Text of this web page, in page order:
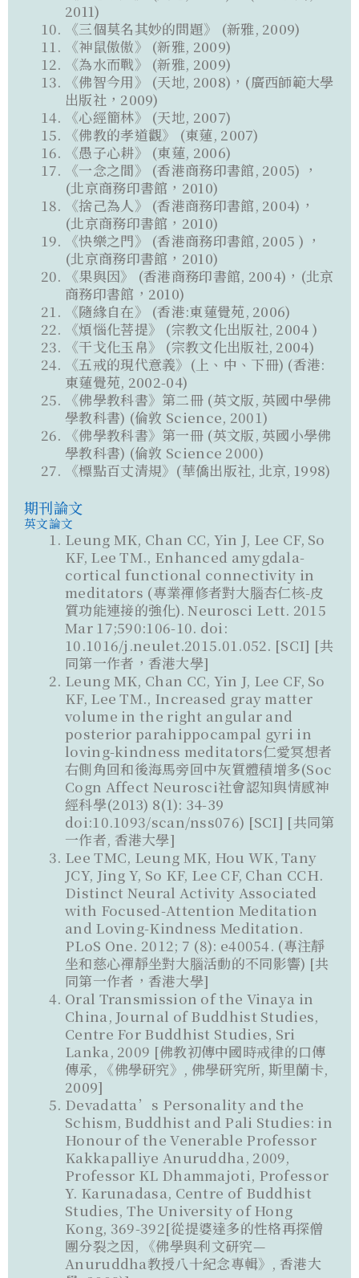
2011)
《三個莫名其妙的問題》 (新雅, 2009)
《神鼠傲傲》 (新雅, 2009)
《為水而戰》 (新雅, 2009)
《佛智今用》 (天地, 2008)，(廣西師範大學
出版社，2009)
《心經簡林》 (天地, 2007)
《佛教的孝道觀》 (東蓮, 2007)
《愚子心耕》 (東蓮, 2006)
《一念之間》 (香港商務印書館, 2005) ，
(北京商務印書館，2010)
《捨己為人》 (香港商務印書館, 2004)，
(北京商務印書館，2010)
《快樂之門》 (香港商務印書館, 2005 ) ，
(北京商務印書館，2010)
《果與因》 (香港商務印書館, 2004)，(北京
商務印書館，2010)
《隨緣自在》 (香港:東蓮覺苑, 2006)
《煩惱化菩提》 (宗教文化出版社, 2004 )
《干戈化玉帛》 (宗教文化出版社, 2004)
《五戒的現代意義》(上、中、下冊) (香港:
東蓮覺苑, 2002-04)
《佛學教科書》第二冊 (英文版, 英國中學佛
學教科書) (倫敦 Science, 2001)
《佛學教科書》第一冊 (英文版, 英國小學佛
學教科書) (倫敦 Science 2000)
《標點百丈清規》(華僑出版社, 北京, 1998)
期刊論文
英文論文
Leung MK, Chan CC, Yin J, Lee CF, So
KF, Lee TM., Enhanced amygdala-
cortical functional connectivity in
meditators (專業禪修者對大腦杏仁核-皮
質功能連接的強化). Neurosci Lett. 2015
Mar 17;590:106-10. doi:
10.1016/j.neulet.2015.01.052. [SCI] [共
同第一作者，香港大學]
Leung MK, Chan CC, Yin J, Lee CF, So
KF, Lee TM., Increased gray matter
volume in the right angular and
posterior parahippocampal gyri in
loving-kindness meditators仁愛冥想者
右側角回和後海馬旁回中灰質體積增多(Soc
Cogn Affect Neurosci社會認知與情感神
經科學(2013) 8(1): 34-39
doi:10.1093/scan/nss076) [SCI] [共同第
一作者, 香港大學]
Lee TMC, Leung MK, Hou WK, Tany
JCY, Jing Y, So KF, Lee CF, Chan CCH.
Distinct Neural Activity Associated
with Focused-Attention Meditation
and Loving-Kindness Meditation.
PLoS One. 2012; 7 (8): e40054. (專注靜
坐和慈心禪靜坐對大腦活動的不同影響) [共
同第一作者，香港大學]
Oral Transmission of the Vinaya in
China, Journal of Buddhist Studies,
Centre For Buddhist Studies, Sri
Lanka, 2009 [佛教初傳中國時戒律的口傳
傳承, 《佛學研究》, 佛學研究所, 斯里蘭卡,
2009]
Devadatta’s Personality and the
Schism, Buddhist and Pali Studies: in
Honour of the Venerable Professor
Kakkapalliye Anuruddha, 2009,
Professor KL Dhammajoti, Professor
Y. Karunadasa, Centre of Buddhist
Studies, The University of Hong
Kong, 369-392[從提婆達多的性格再探僧
團分裂之因, 《佛學與利文研究—
Anuruddha教授八十紀念專輯》, 香港大